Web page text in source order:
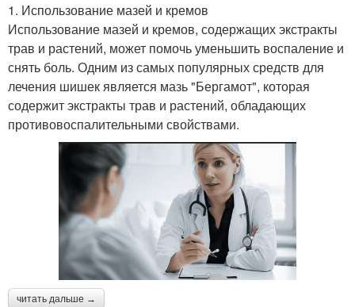
1. Использование мазей и кремов
Использование мазей и кремов, содержащих экстракты
трав и растений, может помочь уменьшить воспаление и
снять боль. Одним из самых популярных средств для
лечения шишек является мазь "Бергамот", которая
содержит экстракты трав и растений, обладающих
противовоспалительными свойствами.
читать дальше →